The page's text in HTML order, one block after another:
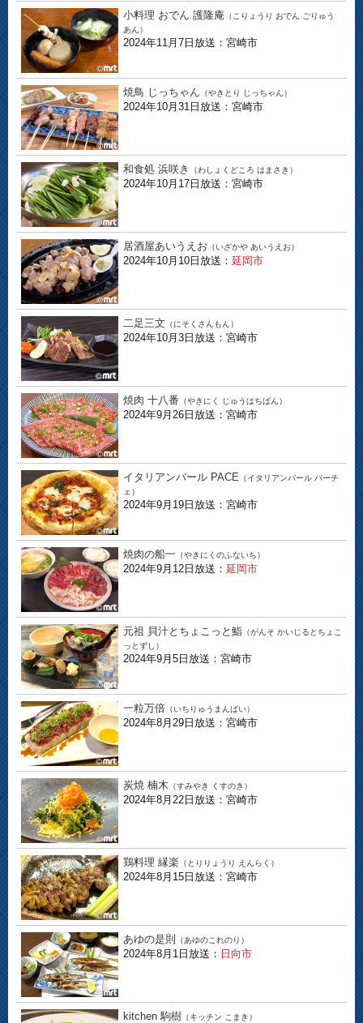
小料理 おでん 護隆庵 （こりょうり おでん ごりゅう
あん）
2024年11月7日放送：宮崎市
焼鳥 じっちゃん （やきとり じっちゃん）
2024年10月31日放送：宮崎市
和食処 浜咲き （わしょくどころ はまさき）
2024年10月17日放送：宮崎市
居酒屋あいうえお （いざかや あいうえお）
2024年10月10日放送： 延岡市
二足三文 （にそくさんもん）
2024年10月3日放送：宮崎市
焼肉 十八番 （やきにく じゅうはちばん）
2024年9月26日放送：宮崎市
イタリアンバール PACE （イタリアンバール パーチ
ェ）
2024年9月19日放送：宮崎市
焼肉の船一 （やきにくのふないち）
2024年9月12日放送： 延岡市
元祖 貝汁とちょこっと鮨 （がんそ かいじるとちょこ
っとずし）
2024年9月5日放送：宮崎市
一粒万倍 （いちりゅうまんばい）
2024年8月29日放送：宮崎市
炭焼 楠木 （すみやき くすのき）
2024年8月22日放送：宮崎市
鶏料理 縁楽 （とりりょうり えんらく）
2024年8月15日放送：宮崎市
あゆの是則 （あゆのこれのり）
2024年8月1日放送： 日向市
kitchen 駒樹 （キッチン こまき）